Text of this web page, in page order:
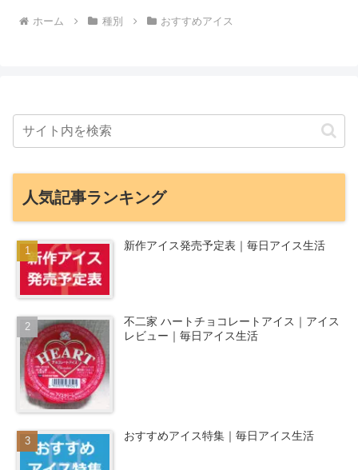
ホーム 種別 おすすめアイス
人気記事ランキング
新作アイス発売予定表｜毎日アイス生活
不二家 ハートチョコレートアイス｜アイス
レビュー｜毎日アイス生活
おすすめアイス特集｜毎日アイス生活